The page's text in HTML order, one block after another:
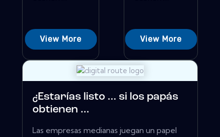
View More View More
¿Estarías listo ... si los papás
obtienen ...
Las empresas medianas juegan un papel